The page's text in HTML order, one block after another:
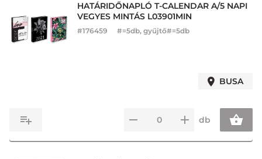
HATÁRIDŐNAPLÓ T-CALENDAR A/5 NAPI
VEGYES MINTÁS L03901MIN
#176459 #=5db, gyűjtő#=5db
BUSA
db